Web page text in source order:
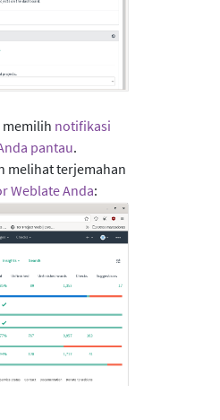
memilih notifikasi
pantau.
melihat terjemahan
Weblate Anda: